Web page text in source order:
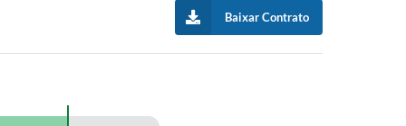
Baixar Contrato